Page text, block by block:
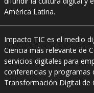
América Latina.
Impacto TIC es el medio
Ciencia más relevante de
servicios digitales para
conferencias y programas
Transformación Digital de